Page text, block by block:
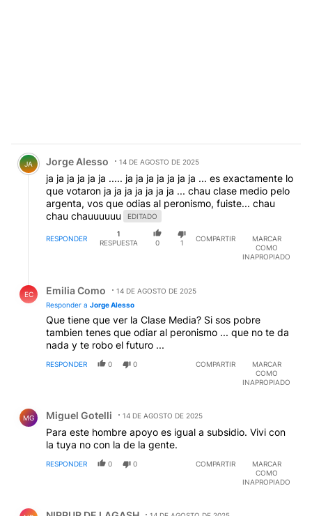
Comentario de Jorge Alesso.
JA Jorge Alesso 14 DE AGOSTO DE 2025
ja ja ja ja ja ja ..... ja ja ja ja ja ja ja ... es exactamente lo
que votaron ja ja ja ja ja ja ja ... chau clase medio pelo
argenta, vos que odias al peronismo, fuiste... chau
chau chauuuuuu
EDITADO
RESPONDER
1
RESPUESTA
0 1
COMPARTIR
MARCAR
COMO
INAPROPIADO
EC Emilia Como
14 DE AGOSTO DE 2025
Responder a Jorge Alesso
Que tiene que ver la Clase Media? Si sos pobre
tambien tenes que odiar al peronismo ... que no te da
nada y te robo el futuro ...
RESPONDER 0 0 COMPARTIR
MARCAR
COMO
INAPROPIADO
MG Miguel Gotelli 14 DE AGOSTO DE 2025
Para este hombre apoyo es igual a subsidio. Vivi con
la tuya no con la de la gente.
RESPONDER 0 0 COMPARTIR
MARCAR
COMO
INAPROPIADO